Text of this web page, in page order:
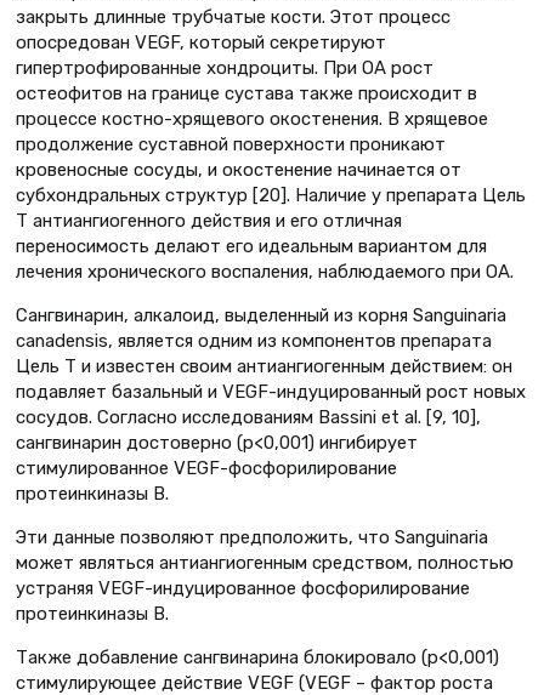
закрыть длинные трубчатые кости. Этот процесс
опосредован VEGF, который секретируют
гипертрофированные хондроциты. При ОА рост
остеофитов на границе сустава также происходит в
процессе костно-хрящевого окостенения. В хрящевое
продолжение суставной поверхности проникают
кровеносные сосуды, и окостенение начинается от
субхондральных структур [20]. Наличие у препарата Цель
Т антиангиогенного действия и его отличная
переносимость делают его идеальным вариантом для
лечения хронического воспаления, наблюдаемого при ОА.
Сангвинарин, алкалоид, выделенный из корня Sanguinaria
canadensis, является одним из компонентов препарата
Цель Т и известен своим антиангиогенным действием: он
подавляет базальный и VEGF-индуцированный рост новых
сосудов. Согласно исследованиям Bassini et al. [9, 10],
сангвинарин достоверно (p<0,001) ингибирует
стимулированное VEGF-фосфорилирование
протеинкиназы В.
Эти данные позволяют предположить, что Sanguinaria
может являться антиангиогенным средством, полностью
устраняя VEGF-индуцированное фосфорилирование
протеинкиназы В.
Также добавление сангвинарина блокировало (р<0,001)
стимулирующее действие VEGF (VEGF – фактор роста